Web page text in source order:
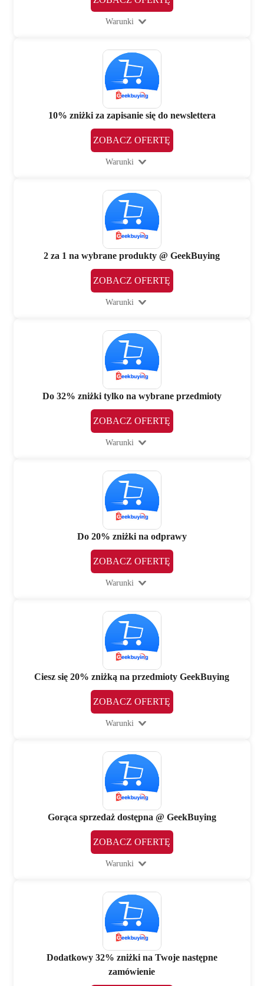
Warunki
10% zniżki za zapisanie się do newslettera
ZOBACZ OFERTĘ
Warunki
2 za 1 na wybrane produkty @ GeekBuying
ZOBACZ OFERTĘ
Warunki
Do 32% zniżki tylko na wybrane przedmioty
ZOBACZ OFERTĘ
Warunki
Do 20% zniżki na odprawy
ZOBACZ OFERTĘ
Warunki
Ciesz się 20% zniżką na przedmioty GeekBuying
ZOBACZ OFERTĘ
Warunki
Gorąca sprzedaż dostępna @ GeekBuying
ZOBACZ OFERTĘ
Warunki
Dodatkowy 32% zniżki na Twoje następne
zamówienie